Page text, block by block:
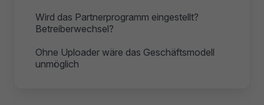
Wird das Partnerprogramm eingestellt?
Betreiberwechsel?
Ohne Uploader wäre das Geschäftsmodell
unmöglich